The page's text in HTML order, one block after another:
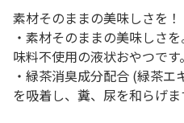
素材そのままの美味しさを！
・素材そのままの美味しさ
味料不使用の液状おやつです。
・緑茶消臭成分配合 (緑茶
を吸着し、糞、尿を和らげま